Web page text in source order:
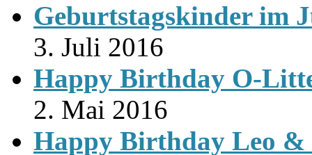
Geburtstagskinder im
3. Juli 2016
Happy Birthday O-
2. Mai 2016
Happy Birthday Leo &